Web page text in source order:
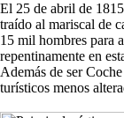
El 25 de abril de
traído al mariscal de
15 mil hombres para
repentinamente en
Además de ser
turísticos menos